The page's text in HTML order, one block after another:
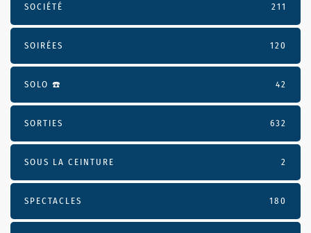
SOCIÉTÉ 211
SOIRÉES 120
SOLO ☎️ 42
SORTIES 632
SOUS LA CEINTURE 2
SPECTACLES 180